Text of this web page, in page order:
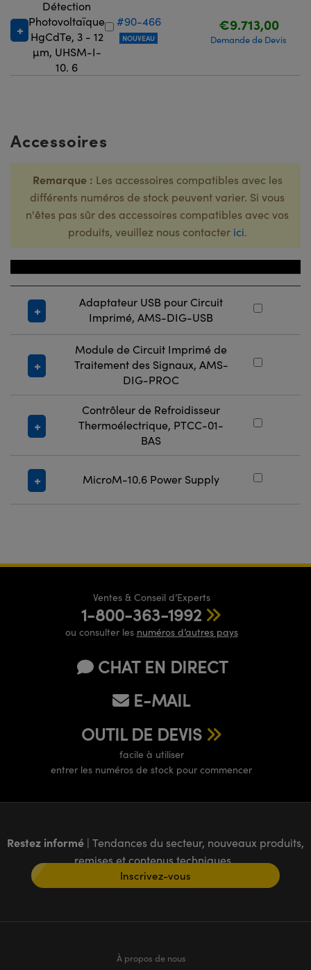
Détection
Photovoltaïque
HgCdTe, 3 - 12
µm, UHSM-I-
10. 6
#90-466
NOUVEAU
€9.713,00
Demande de Devis
Accessoires
Remarque : Les accessoires compatibles avec les
différents numéros de stock peuvent varier. Si vous
n'êtes pas sûr des accessoires compatibles avec vos
produits, veuillez nous contacter ici.
Adaptateur USB pour Circuit
Imprimé, AMS-DIG-USB
Module de Circuit Imprimé de
Traitement des Signaux, AMS-
DIG-PROC
Contrôleur de Refroidisseur
Thermoélectrique, PTCC-01-
BAS
MicroM-10.6 Power Supply
Ventes & Conseil d’Experts
1-800-363-1992
ou consulter les numéros d’autres pays
CHAT EN DIRECT
E-MAIL
OUTIL DE DEVIS
facile à utiliser
entrer les numéros de stock pour commencer
Restez informé | Tendances du secteur, nouveaux produits,
remises et contenus techniques
Inscrivez-vous
À propos de nous